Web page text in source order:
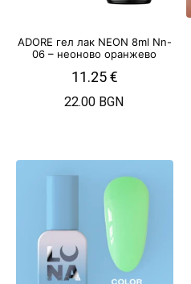
ADORE гел лак NEON 8ml Nn-
06 – неоново оранжево
11.25€
22.00 BGN